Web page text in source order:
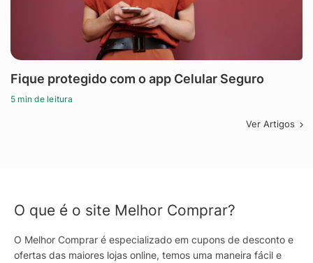
Fique protegido com o app Celular Seguro
5 min de leitura
Ver Artigos
O que é o site Melhor Comprar?
O Melhor Comprar é especializado em cupons de desconto e
ofertas das maiores lojas online, temos uma maneira fácil e